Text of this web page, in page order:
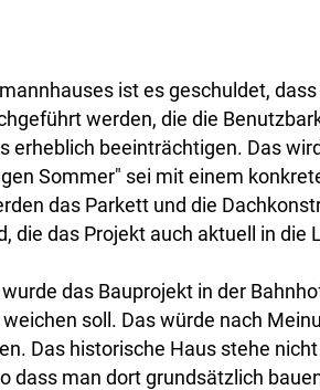
ist es geschuldet,
werden, die die
erheblich beeinträchtigen. Das
Sommer" sei mit einem
das Parkett und die
die das Projekt auch aktuell in die
das Bauprojekt in der
soll. Das würde nach
Das historische Haus stehe
dass man dort grundsätzlich